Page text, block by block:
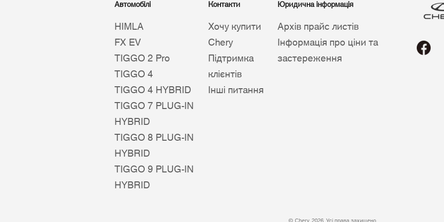
Автомобілі
HIMLA
FX EV
TIGGO 2 Pro
TIGGO 4
TIGGO 4 HYBRID
TIGGO 7 PLUG-IN
HYBRID
TIGGO 8 PLUG-IN
HYBRID
TIGGO 9 PLUG-IN
HYBRID
Контакти
Хочу купити
Chery
Підтримка
клієнтів
Інші питання
Юридична інформація
Архів прайс листів
Інформація про ціни та
застереження